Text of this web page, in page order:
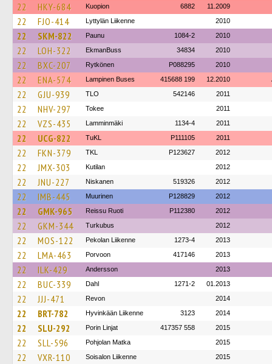
22 HKY-684 Kuopion 6882 11.2009
22 FJO-414 Lyttylän Liikenne 2010
22 SKM-822 Paunu 1084-2 2010
22 LOH-322 EkmanBuss 34834 2010
22 BXC-207 Rytkönen P088295 2010
22 ENA-574 Lampinen Buses 415688 199 12.2010
22 GJU-939 TLO 542146 2011
22 NHV-297 Tokee 2011
22 VZS-435 Lamminmäki 1134-4 2011
22 UCG-822 TuKL P111105 2011
22 FKN-379 TKL P123627 2012
22 JMX-303 Kutilan 2012
22 JNU-227 Niskanen 519326 2012
22 IMB-445 Muurinen P128829 2012
22 GMK-965 Reissu Ruoti P112380 2012
22 GKM-344 Turkubus 2012
22 MOS-122 Pekolan Liikenne 1273-4 2013
22 LMA-463 Porvoon 417146 2013
22 ILK-429 Andersson 2013
22 BUC-339 Dahl 1271-2 01.2013
22 JJJ-471 Revon 2014
22 BRT-782 Hyvinkään Liikenne 3123 2014
22 SLU-292 Porin Linjat 417357 558 2015
22 SLL-596 Pohjolan Matka 2015
22 VXR-110 Soisalon Liikenne 2015